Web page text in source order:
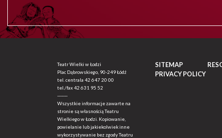
Teatr Wielki w Łodzi
Plac Dąbrowskiego, 90-249 Łódź
tel. centrala 42 647 20 00
tel./fax42 631 95 52
-------
Wszystkie informacje zawarte na
stronie są własnością Teatru
Wielkiego w Łodzi. Kopiowanie,
powielanie lub jakiekolwiek inne
wykorzystywanie bez zgody Teatru
SITEMAP
PRIVACY POLICY